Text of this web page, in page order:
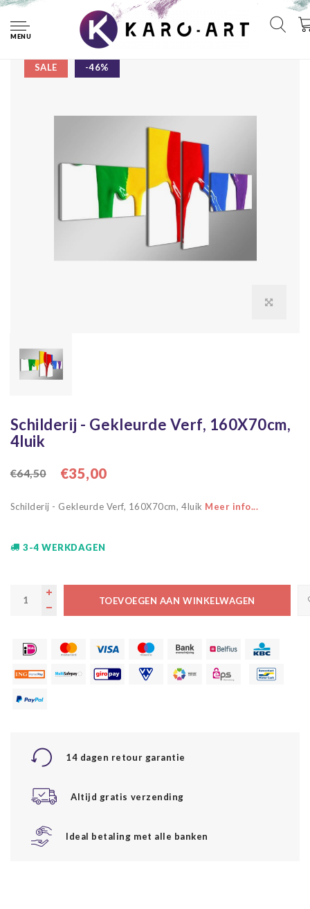
MENU
Schilderij - Gekleurde Verf, 160X70cm, 4luik
SALE -46%
Schilderij - Gekleurde Verf, 160X70cm,
4luik
€64,50 €35,00
Schilderij - Gekleurde Verf, 160X70cm, 4luik Meer info...
3-4 WERKDAGEN
TOEVOEGEN AAN WINKELWAGEN
14 dagen retour garantie
Altijd gratis verzending
Ideal betaling met alle banken